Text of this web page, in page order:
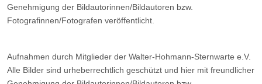
Genehmigung der Bildautorinnen/Bildautoren bzw.
Fotografinnen/Fotografen veröffentlicht.
Aufnahmen durch Mitglieder der Walter-Hohmann-Sternwarte e.V.
Alle Bilder sind urheberrechtlich geschützt und hier mit freundlicher